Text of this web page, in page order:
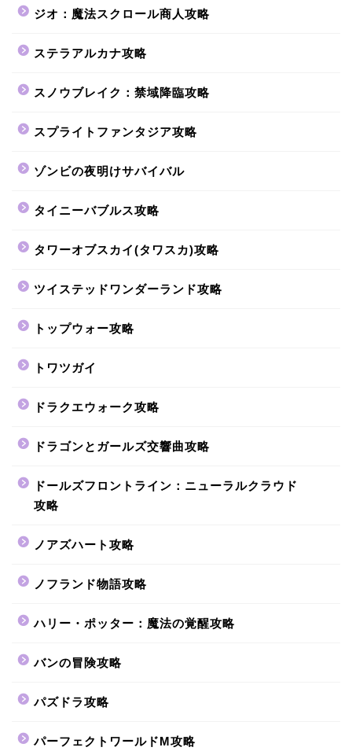
ジオ：魔法スクロール商人攻略
ステラアルカナ攻略
スノウブレイク：禁域降臨攻略
スプライトファンタジア攻略
ゾンビの夜明けサバイバル
タイニーバブルス攻略
タワーオブスカイ(タワスカ)攻略
ツイステッドワンダーランド攻略
トップウォー攻略
トワツガイ
ドラクエウォーク攻略
ドラゴンとガールズ交響曲攻略
ドールズフロントライン：ニューラルクラウド
攻略
ノアズハート攻略
ノフランド物語攻略
ハリー・ポッター：魔法の覚醒攻略
バンの冒険攻略
パズドラ攻略
パーフェクトワールドM攻略